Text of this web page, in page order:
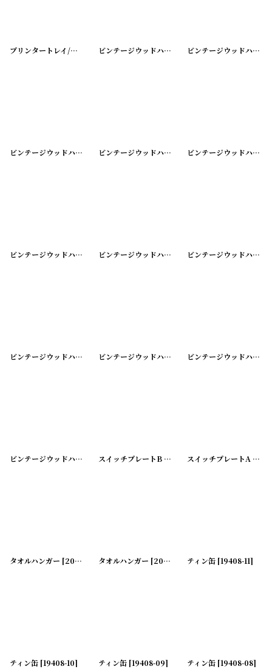
プリンタートレイ/タイプトレイ [20200426-2]
ビンテージウッドハンガー [20200425-1] ビンテージウッドハンガー
ビンテージウッドハンガー [20200425-3] ビンテージウッドハンガー [20200425-4] ビンテージウッドハンガー
ビンテージウッドハンガー [20200425-6] ビンテージウッドハンガー [20200425-7] ビンテージウッドハンガー
ビンテージウッドハンガー シングル [20200425-9
ビンテージウッドハンガー シングル [20200425-10
ビンテージウッドハンガー シングル
ビンテージウッドハンガー シングル [20200425-12
スイッチプレートB [20200128-4]
スイッチプレートA [
タオルハンガー [20200128-2 ]
タオルハンガー [20200128-1 ]
ティン缶 [19408-11]
ティン缶 [19408-10] ティン缶 [19408-09] ティン缶 [19408-08]